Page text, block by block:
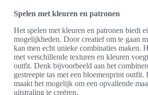
Spelen met kleuren en patronen
Het spelen met kleuren en patronen biedt
mogelijkheden. Door creatief om te gaan
kan men echt unieke combinaties maken.
met verschillende texturen en kleuren
outfit. Denk bijvoorbeeld aan het
gestreepte tas met een bloemenprint outfit.
maakt het mogelijk om een opvallende
uitstraling te creëren.